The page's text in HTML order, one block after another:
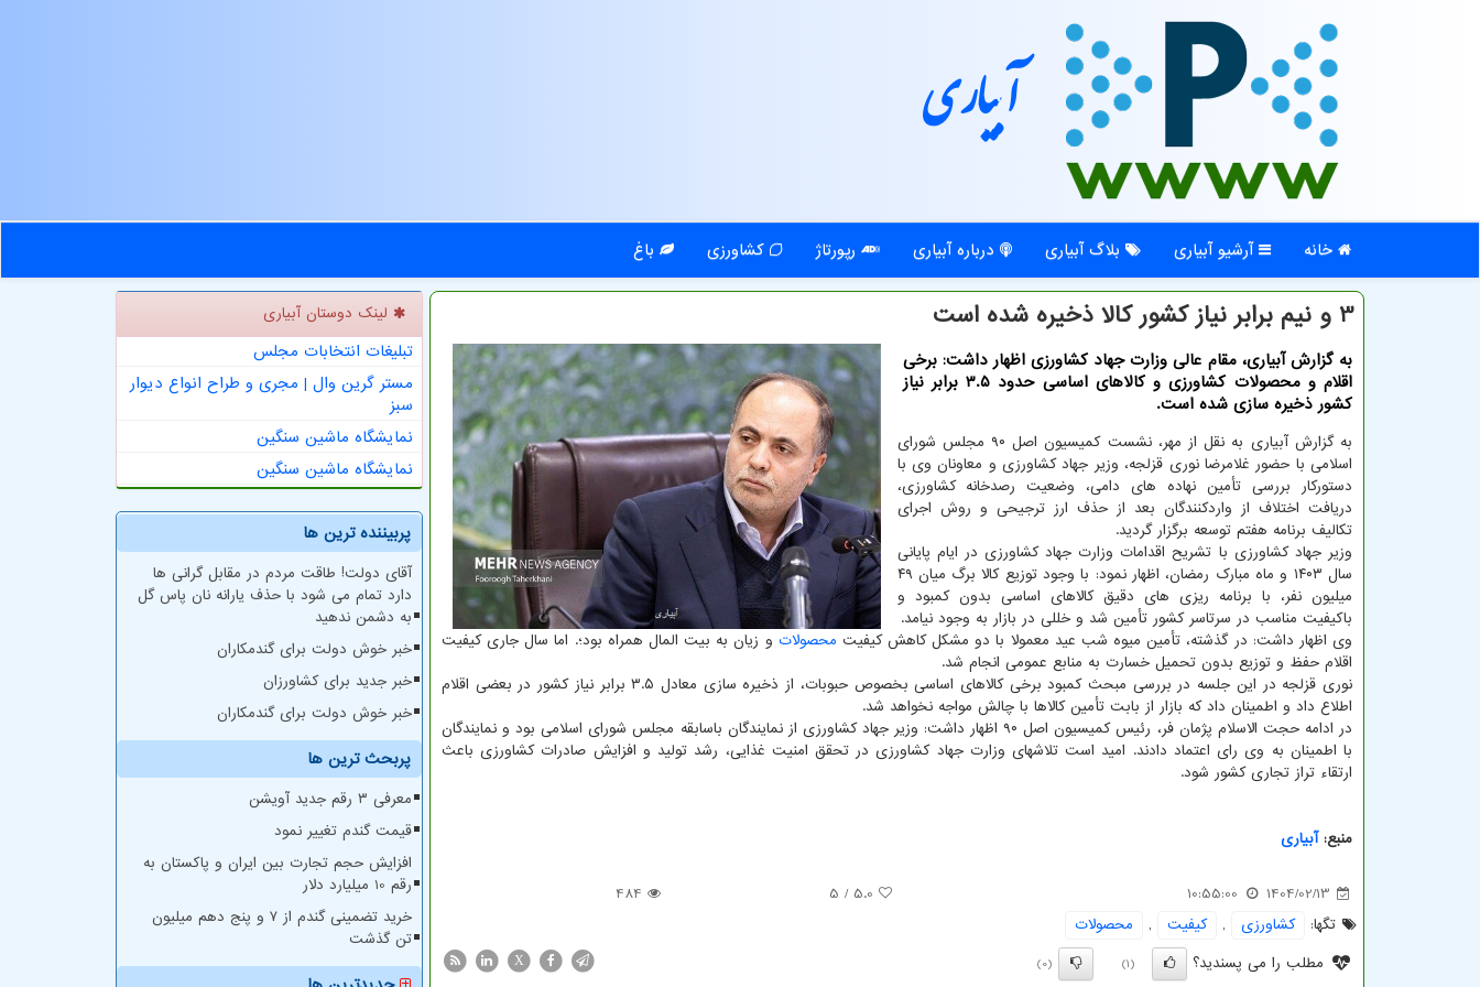
آبیاری
خانه آرشیو آبیاری بلاگ آبیاری درباره آبیاری رپورتاژ کشاورزی باغ
3 و نیم برابر نیاز کشور کالا ذخیره شده است
به گزارش آبیاری، مقام عالی وزارت جهاد کشاورزی اظهار داشت: برخی
اقلام و محصولات کشاورزی و کالاهای اساسی حدود ۳.۵ برابر نیاز
کشور ذخیره سازی شده است.
به گزارش آبیاری به نقل از مهر، نشست کمیسیون اصل ۹۰ مجلس شورای
اسلامی با حضور غلامرضا نوری قزلجه، وزیر جهاد کشاورزی و معاونان وی با
دستورکار بررسی تأمین نهاده های دامی، وضعیت رصدخانه کشاورزی،
دریافت اختلاف از واردکنندگان بعد از حذف ارز ترجیحی و روش اجرای
تکالیف برنامه هفتم توسعه برگزار گردید.
وزیر جهاد کشاورزی با تشریح اقدامات وزارت جهاد کشاورزی در ایام پایانی
سال ۱۴۰۳ و ماه مبارک رمضان، اظهار نمود: با وجود توزیع کالا برگ میان ۴۹
میلیون نفر، با برنامه ریزی های دقیق کالاهای اساسی بدون کمبود و
باکیفیت مناسب در سرتاسر کشور تأمین شد و خللی در بازار به وجود نیامد.
وی اظهار داشت: در گذشته، تأمین میوه شب عید معمولا با دو مشکل کاهش کیفیت محصولات و زیان به بیت المال همراه بود؛. اما سال جاری کیفیت
اقلام حفظ و توزیع بدون تحمیل خسارت به منابع عمومی انجام شد.
نوری قزلجه در این جلسه در بررسی مبحث کمبود برخی کالاهای اساسی بخصوص حبوبات، از ذخیره سازی معادل ۳.۵ برابر نیاز کشور در بعضی اقلام
اطلاع داد و اطمینان داد که بازار از بابت تأمین کالاها با چالش مواجه نخواهد شد.
در ادامه حجت الاسلام پژمان فر، رئیس کمیسیون اصل ۹۰ اظهار داشت: وزیر جهاد کشاورزی از نمایندگان باسابقه مجلس شورای اسلامی بود و نمایندگان
با اطمینان به وی رای اعتماد دادند. امید است تلاشهای وزارت جهاد کشاورزی در تحقق امنیت غذایی، رشد تولید و افزایش صادرات کشاورزی باعث
ارتقاء تراز تجاری کشور شود.
منبع:آبیاری
1404/02/13
10:55:00
5.0
/ 5
484
تگها:
كشاورزی , كیفیت ,
محصولات
مطلب را می پسندید؟
(1)
(0)
X
لینک دوستان آبیاری
تبلیغات انتخابات مجلس
مستر گرین وال | مجری و طراح انواع دیوار
سبز
نمایشگاه ماشین سنگین
نمایشگاه ماشین سنگین
پربیننده ترین ها
آقای دولت! طاقت مردم در مقابل گرانی ها
دارد تمام می شود با حذف یارانه نان پاس گل
به دشمن ندهید
خبر خوش دولت برای گندمکاران
خبر جدید برای کشاورزان
خبر خوش دولت برای گندمکاران
پربحث ترین ها
معرفی ۳ رقم جدید آویشن
قیمت گندم تغییر نمود
افزایش حجم تجارت بین ایران و پاکستان به
رقم 10 میلیارد دلار
خرید تضمینی گندم از ۷ و پنج دهم میلیون
تن گذشت